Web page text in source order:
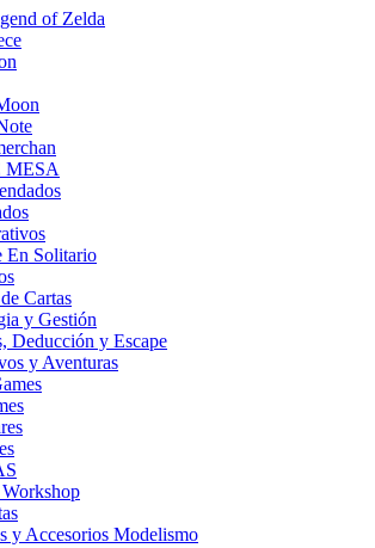
of Zelda
MESA
En Solitario
Cartas
y Gestión
Deducción y Escape
y Aventuras
y Accesorios Modelismo